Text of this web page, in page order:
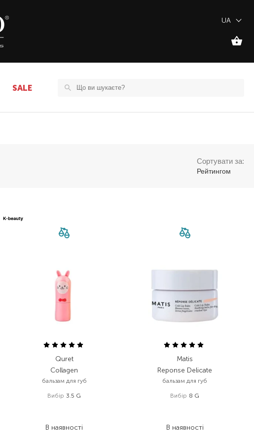
UA
SALE
Сортувати за:
Рейтингом
Quret
Collagen
бальзам для губ
Вибір 3.5 G
В наявності
Matis
Reponse Delicate
бальзам для губ
Вибір 8 G
В наявності